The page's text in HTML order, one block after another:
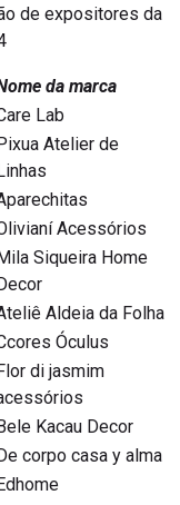
de expositores da
da marca
Lab
Atelier de
Acessórios
Siqueira Home
Aldeia da Folha
Óculus
di jasmim
Kacau Decor
corpo casa y alma